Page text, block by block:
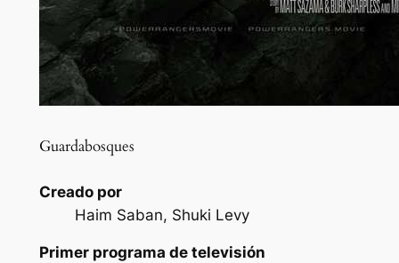
Guardabosques
Creado por
Haim Saban, Shuki Levy
Primer programa de televisión